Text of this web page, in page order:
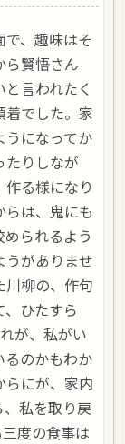
、趣味はそ
ら賢悟さん
言われたく
着でした。家
うになってか
たりしなが
る様になり
らは、鬼にも
られるよう
うがありませ
川柳の、作句
ひたすら
が、私がい
るのかもわか
らにが、家内
私を取り戻
度の食事は